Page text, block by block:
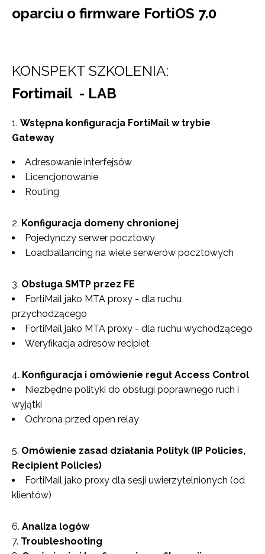
oparciu o firmware FortiOS 7.0
KONSPEKT SZKOLENIA:
Fortimail - LAB
Wstępna konfiguracja FortiMail w trybie
Gateway
Adresowanie interfejsów
Licencjonowanie
Routing
Konfiguracja domeny chronionej
Pojedynczy serwer pocztowy
Loadballancing na wiele serwerów pocztowych
Obsługa SMTP przez FE
FortiMail jako MTA proxy - dla ruchu
przychodzącego
FortiMail jako MTA proxy - dla ruchu wychodzącego
Weryfikacja adresów recipiet
Konfiguracja i omówienie reguł Access Control
Niezbędne polityki do obsługi poprawnego ruch i
wyjątki
Ochrona przed open relay
Omówienie zasad działania Polityk (IP Policies,
Recipient Policies)
FortiMail jako proxy dla sesji uwierzytelnionych (od
klientów)
Analiza logów
Troubleshooting